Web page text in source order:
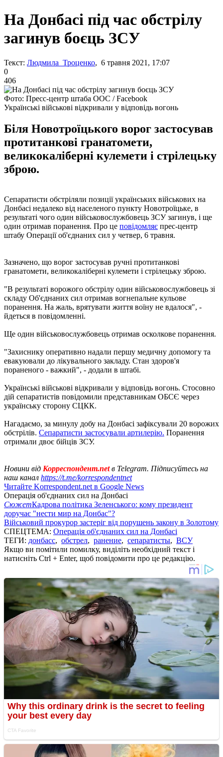
На Донбасі під час обстрілу
загинув боєць ЗСУ
Текст: Людмила Троценко, 6 травня 2021, 17:07
0
406
Фото: Пресс-центр штаба ООС / Facebook
Українські військові відкривали у відповідь вогонь
Біля Новотроїцького ворог застосував
протитанкові гранатомети,
великокаліберні кулемети і стрілецьку
зброю.
Сепаратисти обстріляли позиції українських військових на
Донбасі недалеко від населеного пункту Новотроїцьке, в
результаті чого один військовослужбовець ЗСУ загинув, і ще
один отримав поранення. Про це повідомляє прес-центр
штабу Операції об'єднаних сил у четвер, 6 травня.
Зазначено, що ворог застосував ручні протитанкові
гранатомети, великокаліберні кулемети і стрілецьку зброю.
"В результаті ворожого обстрілу один військовослужбовець зі
складу Об'єднаних сил отримав вогнепальне кульове
поранення. На жаль, врятувати життя воїну не вдалося", -
йдеться в повідомленні.
Ще один військовослужбовець отримав осколкове поранення.
"Захиснику оперативно надали першу медичну допомогу та
евакуювали до лікувального закладу. Стан здоров'я
пораненого - важкий", - додали в штабі.
Українські військові відкривали у відповідь вогонь. Стосовно
дій сепаратистів повідомили представникам ОБСЄ через
українську сторону СЦКК.
Нагадаємо, за минулу добу на Донбасі зафіксували 20 ворожих
обстрілів. Сепаратисти застосували артилерію. Поранення
отримали двоє бійців ЗСУ.
Новини від Корреспондент.netв Telegram. Підписуйтесь на
наш канал https://t.me/korrespondentnet
Читайте Korrespondent.net в Google News
Операція об'єднаних сил на Донбасі
СюжетКадрова політика Зеленського: кому президент
доручає "нести мир на Донбас"?
Військовий прокурор застеріг від порушень закону в Золотому
СПЕЦТЕМА: Операція об'єднаних сил на Донбасі
ТЕГИ: донбасс, обстрел, ранение, сепаратисты, ВСУ
Якщо ви помітили помилку, виділіть необхідний текст і
натисніть Ctrl + Enter, щоб повідомити про це редакцію.